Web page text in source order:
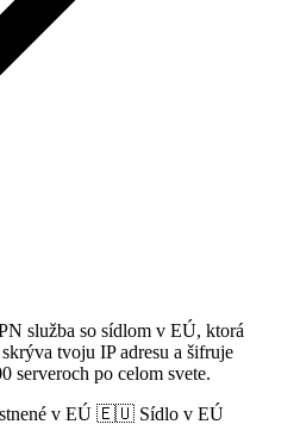
služba so sídlom v EÚ, ktorá
tvoju IP adresu a šifruje
serveroch po celom svete.
v EÚ 🇪🇺 Sídlo v EÚ